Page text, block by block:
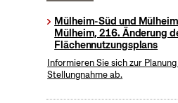
Mülheim-Süd und
Mülheim, 216. Änderung
Flächennutzungsplans
Informieren Sie sich zur
Stellungnahme ab.